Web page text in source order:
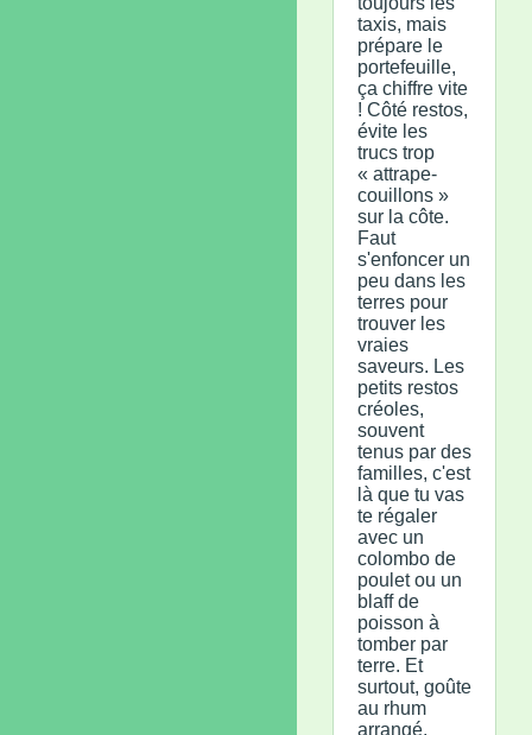
taxis, mais
prépare le
portefeuille,
ça chiffre vite
! Côté restos,
évite les
trucs trop
« attrape-
couillons »
sur la côte.
Faut
s'enfoncer un
peu dans les
terres pour
trouver les
vraies
saveurs. Les
petits restos
créoles,
souvent
tenus par des
familles, c'est
là que tu vas
te régaler
avec un
colombo de
poulet ou un
blaff de
poisson à
tomber par
terre. Et
surtout, goûte
au rhum
arrangé,